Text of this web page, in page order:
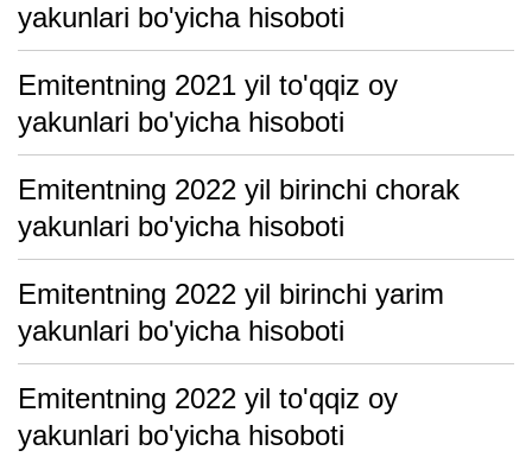
yakunlari bo'yicha hisoboti
Emitentning 2021 yil to'qqiz oy
yakunlari bo'yicha hisoboti
Emitentning 2022 yil birinchi chorak
yakunlari bo'yicha hisoboti
Emitentning 2022 yil birinchi yarim
yakunlari bo'yicha hisoboti
Emitentning 2022 yil to'qqiz oy
yakunlari bo'yicha hisoboti